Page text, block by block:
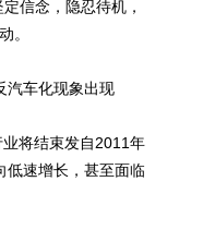
信念，隐忍待机，
。
车化现象出现
将结束发自2011年
低速增长，甚至面临